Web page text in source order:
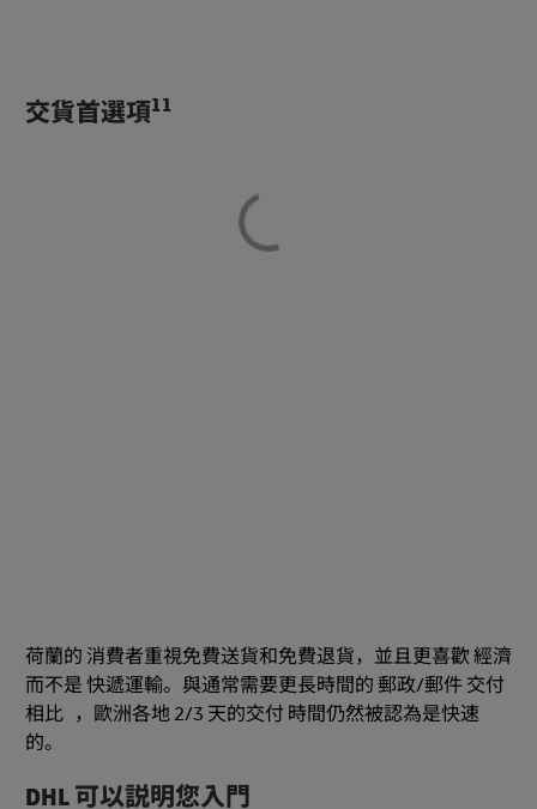
交貨首選項11
荷蘭的 消費者重視免費送貨和免費退貨，並且更喜歡 經濟
而不是 快遞運輸。與通常需要更長時間的 郵政/郵件 交付
相比 ，歐洲各地 2/3 天的交付 時間仍然被認為是快速
的。
DHL 可以説明您入門